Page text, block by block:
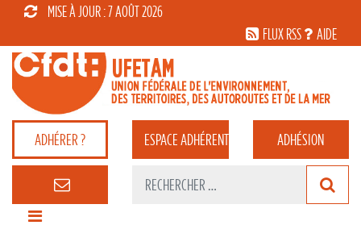
MISE À JOUR : 7 AOÛT 2026
FLUX RSS
AIDE
ADHÉRER ? ESPACEADHÉRENT ADHÉSION